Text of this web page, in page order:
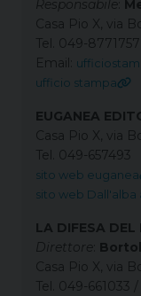
Responsabile
Casa Pio X, via
Tel. 049-8771757
Email:
ufficio stampa
EUGANEA
Casa Pio X, via
Tel. 049-657493
sito web euganea
sito web Dall'alba
LA DIFESA DEL
Direttore
Casa Pio X, via
Tel. 049-661033